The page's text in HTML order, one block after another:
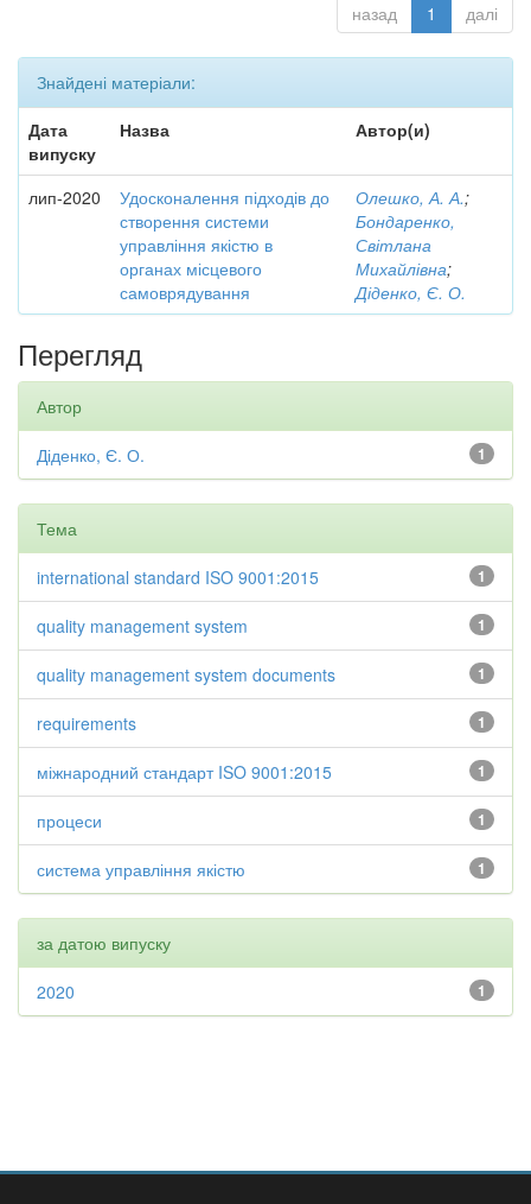
назад 1 далі
Знайдені матеріали:
Дата
випуску
Назва Автор(и)
лип-2020
Удосконалення підходів до
створення системи
управління якістю в
органах місцевого
самоврядування
Олешко, А. А.;
Бондаренко,
Світлана
Михайлівна;
Діденко, Є. О.
Перегляд
Автор
1
Діденко, Є. О.
Тема
1
international standard ISO 9001:2015
1
quality management system
1
quality management system documents
1
requirements
1
міжнародний стандарт ISO 9001:2015
1
процеси
1
система управління якістю
за датою випуску
1
2020